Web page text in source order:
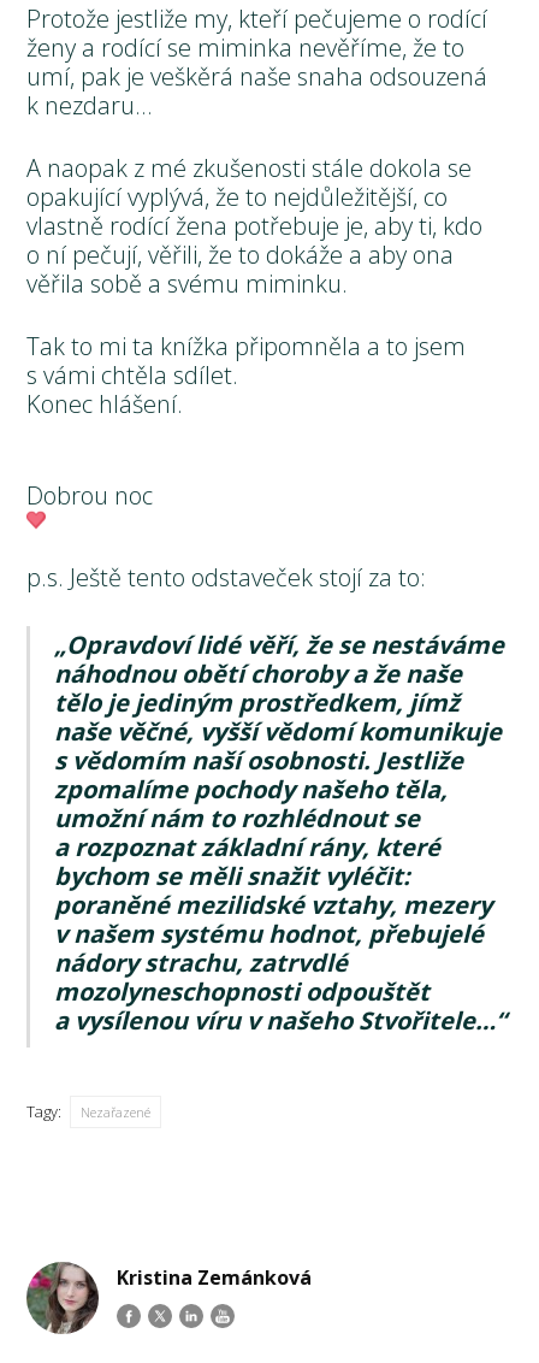
Protože jestliže my, kteří pečujeme o rodící
ženy a rodící se miminka nevěříme, že to
umí, pak je veškěrá naše snaha odsouzená
k nezdaru…
A naopak z mé zkušenosti stále dokola se
opakující vyplývá, že to nejdůležitější, co
vlastně rodící žena potřebuje je, aby ti, kdo
o ní pečují, věřili, že to dokáže a aby ona
věřila sobě a svému miminku.
Tak to mi ta knížka připomněla a to jsem
s vámi chtěla sdílet.
Konec hlášení.
Dobrou noc
p.s. Ještě tento odstaveček stojí za to:
„Opravdoví lidé věří, že se nestáváme
náhodnou obětí choroby a že naše
tělo je jediným prostředkem, jímž
naše věčné, vyšší vědomí komunikuje
s vědomím naší osobnosti. Jestliže
zpomalíme pochody našeho těla,
umožní nám to rozhlédnout se
a rozpoznat základní rány, které
bychom se měli snažit vyléčit:
poraněné mezilidské vztahy, mezery
v našem systému hodnot, přebujelé
nádory strachu, zatrvdlé
mozolyneschopnosti odpouštět
a vysílenou víru v našeho Stvořitele…“
Tagy: Nezařazené
Kristina Zemánková